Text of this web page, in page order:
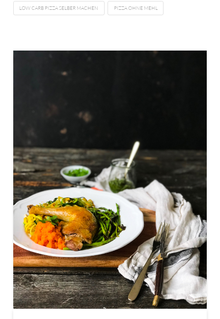
LOW CARB PIZZA SELBER MACHEN PIZZA OHNE MEHL